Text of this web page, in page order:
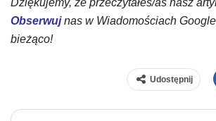
Dziękujemy, że przeczytałeś/aś nasz
Obserwujnas w Wiadomościach
bieżąco!
Udostępnij